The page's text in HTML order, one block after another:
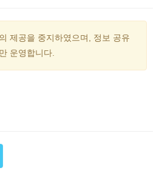
제공을 중지하였으며, 정보 공유
운영합니다.